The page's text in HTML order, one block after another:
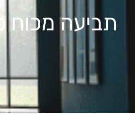
תביעה מכוח